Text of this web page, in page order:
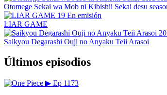
Otomege Sekai wa Mob ni Kibishii Sekai desu
19 En emisión
LIAR GAME
20
Saikyou Degarashi Ouji no Anyaku Teii Arasoi
Últimos episodios
▶ Ep 1173